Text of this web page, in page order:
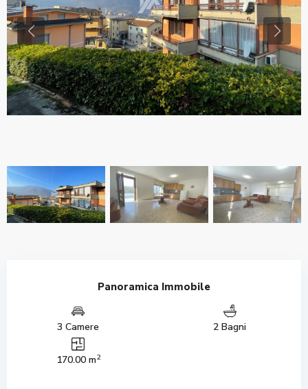
Previous
Panoramica Immobile
3 Camere 2 Bagni
170.00 m2